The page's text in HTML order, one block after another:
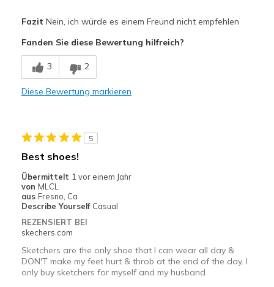
Comfortable
Stylish
View On Shoes
Shoes are for Wearing
Fazit Nein, ich würde es einem Freund nicht empfehlen
Fanden Sie diese Bewertung hilfreich?
3 2
Diese Bewertung markieren
5
Best shoes!
Übermittelt 1 vor einem Jahr
von MLCL
aus Fresno, Ca
Describe Yourself Casual
REZENSIERT BEI
skechers.com
Sketchers are the only shoe that I can wear all day &
DON'T make my feet hurt & throb at the end of the day. I
only buy sketchers for myself and my husband